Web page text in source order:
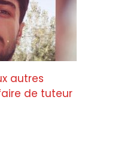
autres
de tuteur